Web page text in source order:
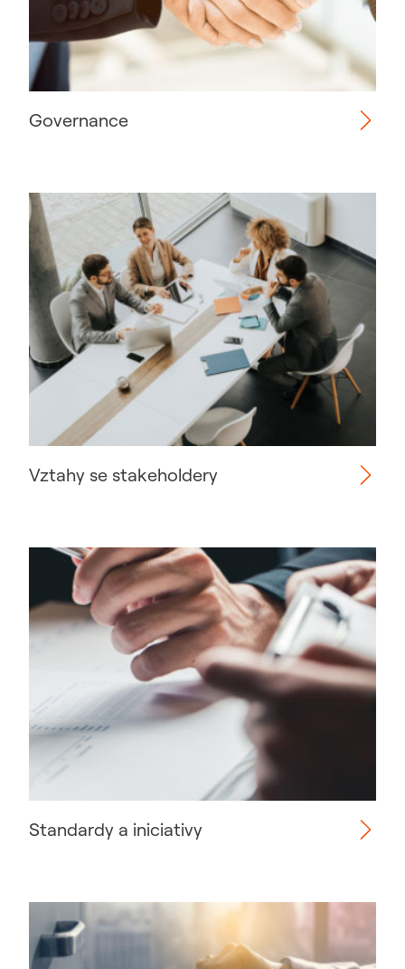
Governance
Vztahy se stakeholdery
Standardy a iniciativy